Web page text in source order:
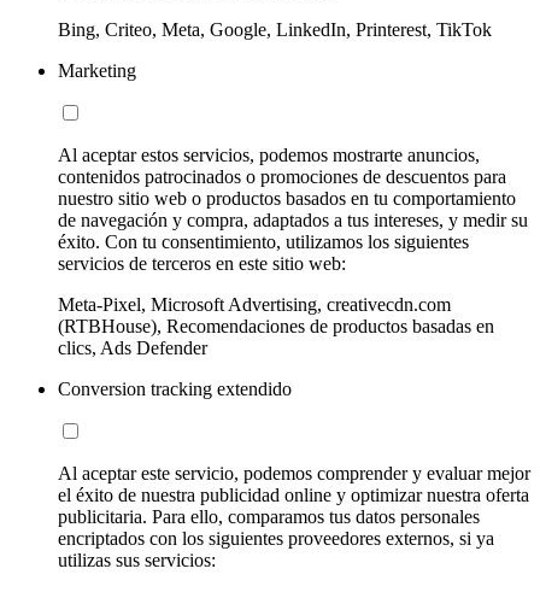
Bing, Criteo, Meta, Google, LinkedIn, Printerest, TikTok
Marketing
Al aceptar estos servicios, podemos mostrarte anuncios,
contenidos patrocinados o promociones de descuentos para
nuestro sitio web o productos basados en tu comportamiento
de navegación y compra, adaptados a tus intereses, y medir su
éxito. Con tu consentimiento, utilizamos los siguientes
servicios de terceros en este sitio web:
Meta-Pixel, Microsoft Advertising, creativecdn.com
(RTBHouse), Recomendaciones de productos basadas en
clics, Ads Defender
Conversion tracking extendido
Al aceptar este servicio, podemos comprender y evaluar mejor
el éxito de nuestra publicidad online y optimizar nuestra oferta
publicitaria. Para ello, comparamos tus datos personales
encriptados con los siguientes proveedores externos, si ya
utilizas sus servicios: